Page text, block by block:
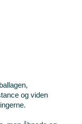
og viden